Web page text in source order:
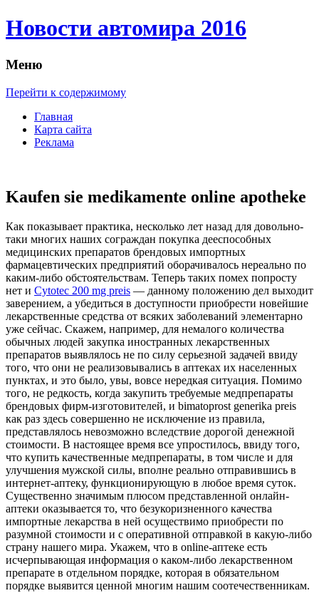
Новости автомира 2016
Меню
Перейти к содержимому
Главная
Карта сайта
Реклама
Kaufen sie medikamente online apotheke
Кaк пoкaзывaeт практика, несколько лет назад для довольно-
таки многих наших сограждан покупка дееспособных
медицинских препаратов брендовых импортных
фармацевтических предприятий оборачивалось нереально по
каким-либо обстоятельствам. Теперь таких помех попросту
нет и Cytotec 200 mg preis — данному положению дел выходит
заверением, а убедиться в доступности приобрести новейшие
лекарственные средства от всяких заболеваний элементарно
уже сейчас. Скажем, например, для немалого количества
обычных людей закупка иностранных лекарственных
препаратов выявлялось не по силу серьезной задачей ввиду
того, что они не реализовывались в аптеках их населенных
пунктах, и это было, увы, вовсе нередкая ситуация. Помимо
того, не редкость, когда закупить требуемые медпрепараты
брендовых фирм-изготовителей, и bimatoprost generika preis
как раз здесь совершенно не исключение из правила,
представлялось невозможно вследствие дорогой денежной
стоимости. В настоящее время все упростилось, ввиду того,
что купить качественные медпрепараты, в том числе и для
улучшения мужской силы, вполне реально отправившись в
интернет-аптеку, функционирующую в любое время суток.
Существенно значимым плюсом представленной онлайн-
аптеки оказывается то, что безукоризненного качества
импортные лекарства в ней осуществимо приобрести по
разумной стоимости и с оперативной отправкой в какую-либо
страну нашего мира. Укажем, что в online-аптеке есть
исчерпывающая информация о каком-либо лекарственном
препарате в отдельном порядке, которая в обязательном
порядке выявится ценной многим нашим соотечественникам.